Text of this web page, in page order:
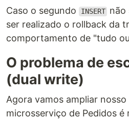
Caso o segundo INSERT não
ser realizado o rollback da
comportamento de "tudo
O problema de
(dual write)
Agora vamos ampliar nosso
microsserviço de Pedidos é